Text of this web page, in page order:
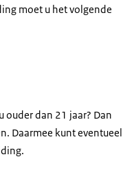
moet u het volgende
ouder dan 21 jaar? Dan
Daarmee kunt eventueel